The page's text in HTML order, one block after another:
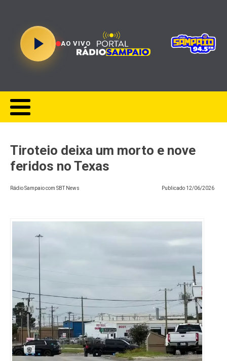
AO VIVO
Tiroteio deixa um morto e nove
feridos no Texas
Rádio Sampaio com SBT News Publicado 12/06/2026